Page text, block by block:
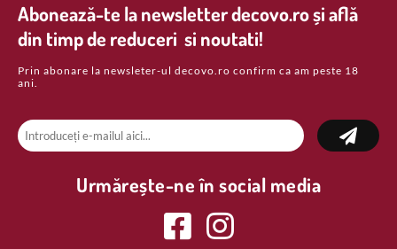
Abonează-te la newsletter decovo.ro și află
din timp de reduceri si noutati!
Prin abonare la newsleter-ul decovo.ro confirm ca am peste 18
ani.
Urmărește-ne în social media